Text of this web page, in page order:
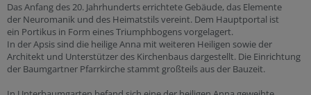
Das Anfang des 20. Jahrhunderts errichtete Gebäude, das Elemente
der Neuromanik und des Heimatstils vereint. Dem Hauptportal ist
ein Portikus in Form eines Triumphbogens vorgelagert.
In der Apsis sind die heilige Anna mit weiteren Heiligen sowie der
Architekt und Unterstützer des Kirchenbaus dargestellt. Die Einrichtung
der Baumgartner Pfarrkirche stammt großteils aus der Bauzeit.